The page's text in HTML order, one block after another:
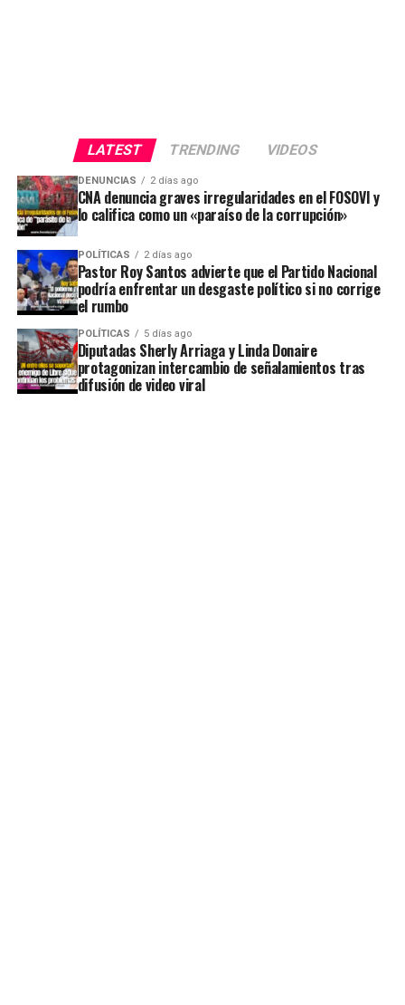
LATEST TRENDING VIDEOS
DENUNCIAS 2 días ago
CNA denuncia graves irregularidades en el FOSOVI y
lo califica como un «paraíso de la corrupción»
POLÍTICAS 2 días ago
Pastor Roy Santos advierte que el Partido Nacional
podría enfrentar un desgaste político si no corrige
el rumbo
POLÍTICAS 5 días ago
Diputadas Sherly Arriaga y Linda Donaire
protagonizan intercambio de señalamientos tras
difusión de video viral